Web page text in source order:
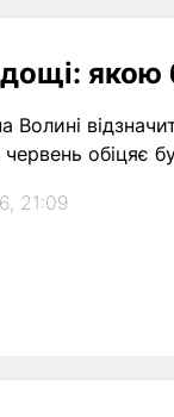
якою
Волині
обіцяє
21:09